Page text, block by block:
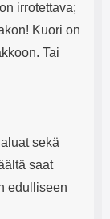
irrotettava;
Kuori on
Tai
sekä
saat
edulliseen